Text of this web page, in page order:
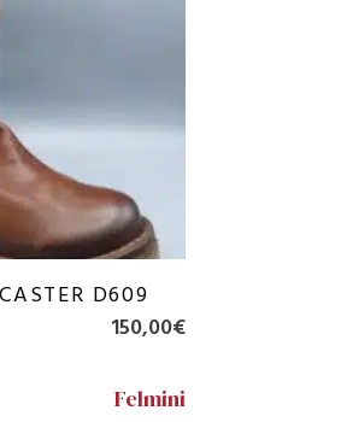
D609
150,00€
Felmini